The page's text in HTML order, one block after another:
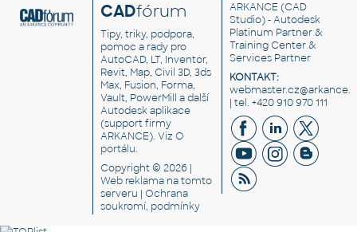
CADfórum
Tipy, triky, podpora,
pomoc a rady pro
AutoCAD, LT, Inventor,
Revit, Map, Civil 3D, 3ds
Max, Fusion, Forma,
Vault, PowerMill a další
Autodesk aplikace
(support firmy
ARKANCE). VizO
portálu.
Copyright © 2026 |
Web reklama na tomto
serveru |Ochrana
soukromí, podmínky
ARKANCE (CAD
Studio) - Autodesk
Platinum Partner &
Training Center &
Services Partner
KONTAKT:
| tel. +420 910 970 111